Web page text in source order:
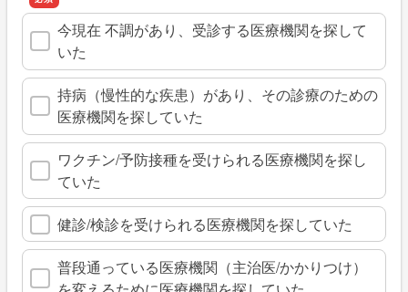
今現在 不調があり、受診する医療機関を探して
いた
持病（慢性的な疾患）があり、その診療のための
医療機関を探していた
ワクチン/予防接種を受けられる医療機関を探し
ていた
健診/検診を受けられる医療機関を探していた
普段通っている医療機関（主治医/かかりつけ）